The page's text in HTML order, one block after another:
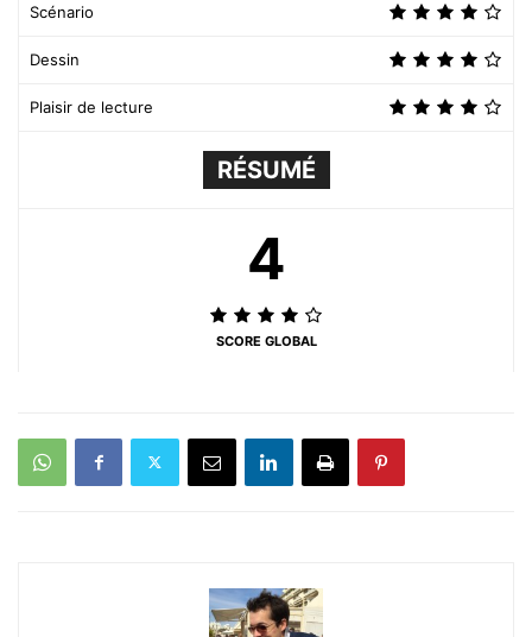
Scénario
Dessin
Plaisir de lecture
RÉSUMÉ
4
SCORE GLOBAL